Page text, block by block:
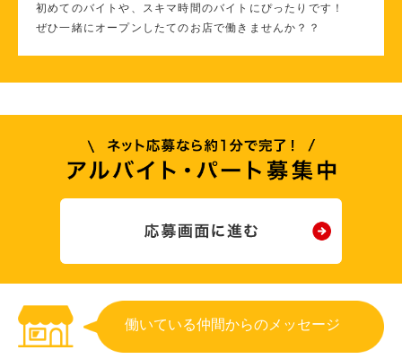
初めてのバイトや、スキマ時間のバイトにぴったりです！
ぜひ一緒にオープンしたてのお店で働きませんか？？
働いている仲間からのメッセージ